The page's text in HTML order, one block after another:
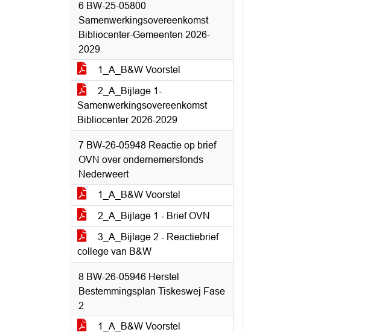
6 BW-25-05800
Samenwerkingsovereenkomst
Bibliocenter-Gemeenten 2026-
2029
1_A_B&W Voorstel
2_A_Bijlage 1-
Samenwerkingsovereenkomst
Bibliocenter 2026-2029
7 BW-26-05948 Reactie op brief
OVN over ondernemersfonds
Nederweert
1_A_B&W Voorstel
2_A_Bijlage 1 - Brief OVN
3_A_Bijlage 2 - Reactiebrief
college van B&W
8 BW-26-05946 Herstel
Bestemmingsplan Tiskeswej Fase
2
1_A_B&W Voorstel